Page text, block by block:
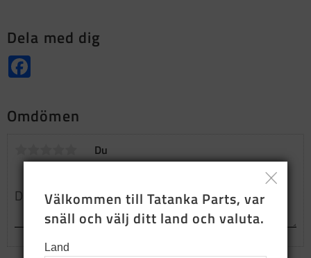
Dela med dig
Omdömen
Du
Välkommen till Tatanka Parts, var
snäll och välj ditt land och valuta.
Land